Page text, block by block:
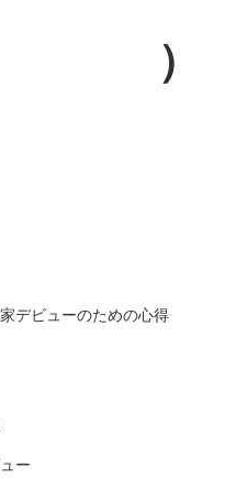
デビューのための心得
ー